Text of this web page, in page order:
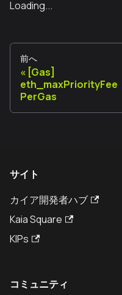
Loading...
前へ
[Gas]
eth_maxPriorityFee
PerGas
サイト
カイア開発者ハブ
Kaia Square
KIPs
コミュニティ